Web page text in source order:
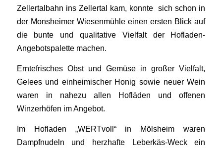
Zellertalbahn ins Zellertal kam, konnte sich schon in
der Monsheimer Wiesenmühle einen ersten Blick auf
die bunte und qualitative Vielfalt der Hofladen-
Angebotspalette machen.
Erntefrisches Obst und Gemüse in großer Vielfalt,
Gelees und einheimischer Honig sowie neuer Wein
waren in nahezu allen Hofläden und offenen
Winzerhöfen im Angebot.
Im Hofladen „WERTvoll“ in Mölsheim waren
Dampfnudeln und herzhafte Leberkäs-Weck ein